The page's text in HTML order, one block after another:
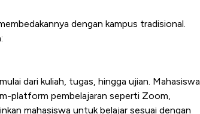
dengan kampus tradisional.
dari kuliah, tugas, hingga ujian. Mahasiswa
platform pembelajaran seperti Zoom,
mahasiswa untuk belajar sesuai dengan